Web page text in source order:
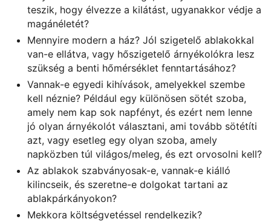
teszik, hogy élvezze a kilátást, ugyanakkor védje a
magánéletét?
Mennyire modern a ház? Jól szigetelő ablakokkal
van-e ellátva, vagy hőszigetelő árnyékolókra lesz
szükség a benti hőmérséklet fenntartásához?
Vannak-e egyedi kihívások, amelyekkel szembe
kell néznie? Például egy különösen sötét szoba,
amely nem kap sok napfényt, és ezért nem lenne
jó olyan árnyékolót választani, ami tovább sötétíti
azt, vagy esetleg egy olyan szoba, amely
napközben túl világos/meleg, és ezt orvosolni kell?
Az ablakok szabványosak-e, vannak-e kiálló
kilincseik, és szeretne-e dolgokat tartani az
ablakpárkányokon?
Mekkora költségvetéssel rendelkezik?